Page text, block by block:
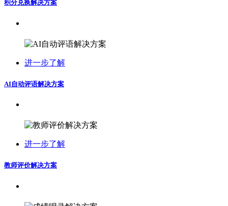
积分兑换解决方案
进一步了解
AI自动评语解决方案
进一步了解
教师评价解决方案